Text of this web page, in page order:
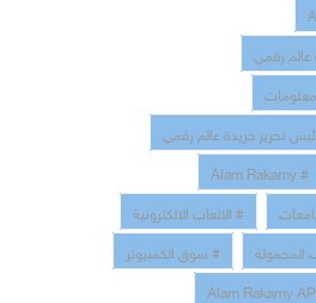
رقمي
تحرير جريدة عالم رقمي
# Alam Rakamy
# الالعاب الالكترونية
المحمولة
# سوق الكمبيوتر